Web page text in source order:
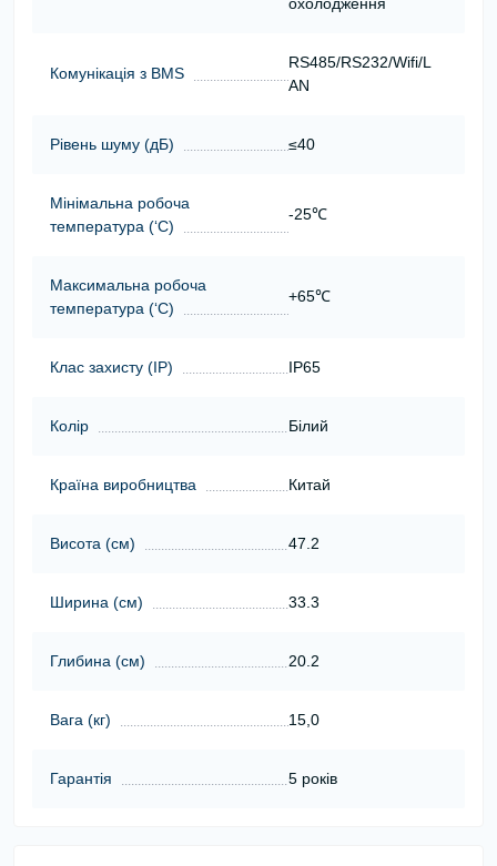
Комунікація з BMS
RS485/RS232/Wifi/L
AN
Рівень шуму (дБ) ≤40
Мінімальна робоча
температура (‘С)
-25℃
Максимальна робоча
температура (‘С)
+65℃
Клас захисту (ІР) IP65
Колір Білий
Країна виробництва Китай
Висота (cм) 47.2
Ширина (cм) 33.3
Глибина (cм) 20.2
Вага (кг) 15,0
Гарантія 5 років